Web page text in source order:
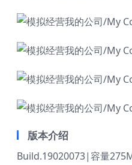
版本介绍
Build.19020073|容量